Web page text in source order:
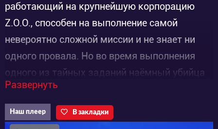
работающий на крупнейшую корпорацию
Z.O.O., способен на выполнение самой
невероятно сложной миссии и не знает ни
одного провала. Но во время выполнения
одного из тайных заданий наёмный убийца
оказывается ужаленным
экспериментальной осой, которую
разработал синдикат Mitsuoka
Развернуть
Наш плеер В закладки